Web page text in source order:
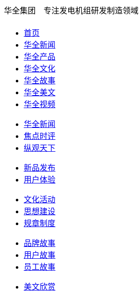
华全集团 专注发电机组研发制造领域
首页
华全新闻
华全产品
华全文化
华全故事
华全美文
华全视频
华全新闻
焦点时评
纵观天下
新品发布
用户体验
文化活动
思想建设
规章制度
品牌故事
用户故事
员工故事
美文欣赏